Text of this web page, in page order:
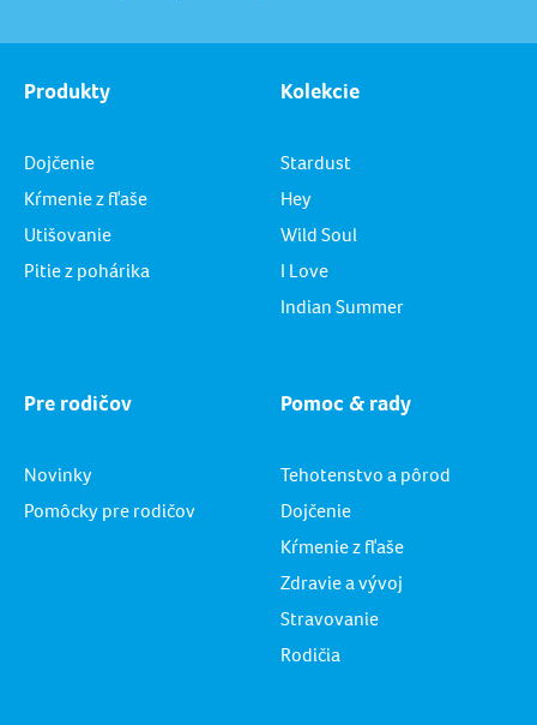
Produkty
Dojčenie
Kŕmenie z fľaše
Utišovanie
Pitie z pohárika
Kolekcie
Stardust
Hey
Wild Soul
I Love
Indian Summer
Pre rodičov
Novinky
Pomôcky pre rodičov
Pomoc & rady
Tehotenstvo a pôrod
Dojčenie
Kŕmenie z fľaše
Zdravie a vývoj
Stravovanie
Rodičia